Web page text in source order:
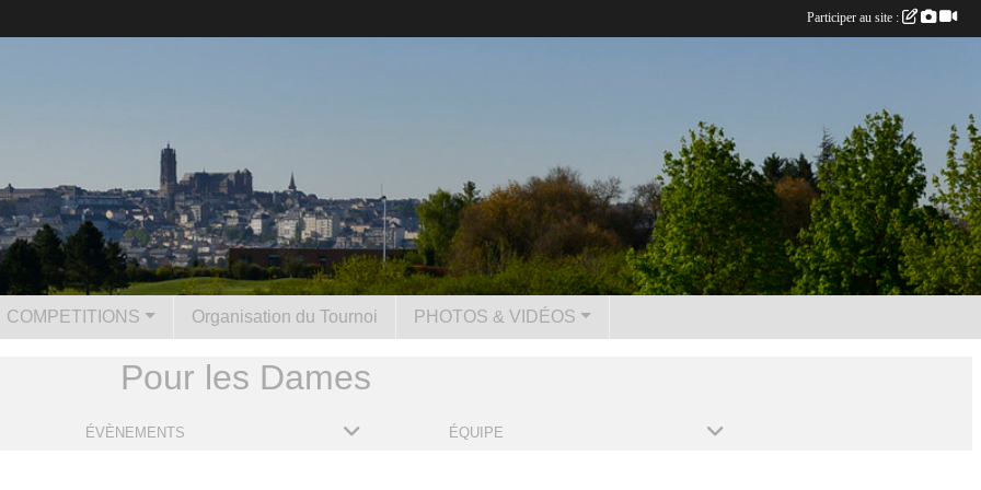
COMPETITIONS Organisation du Tournoi PHOTOS & VIDÉOS
Pour les Dames
ÉVÈNEMENTS ÉQUIPE
Participer au site :